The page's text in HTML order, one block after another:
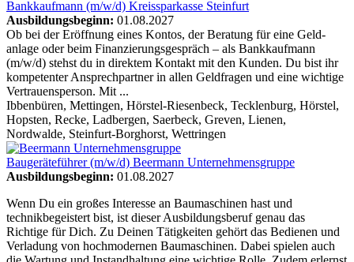
Bankkaufmann (m/w/d) Kreissparkasse Steinfurt
Ausbildungsbeginn: 01.08.2027
Ob bei der Eröffnung eines Kontos, der Beratung für eine Geld­
anlage oder beim Finanzierungs­gespräch – als Bankkaufmann
(m/w/d) stehst du in direktem Kontakt mit den Kunden. Du bist ihr
kompetenter Ansprech­partner in allen Geldfragen und eine wichtige
Vertrauens­person. Mit ...
Ibbenbüren, Mettingen, Hörstel-Riesenbeck, Tecklenburg, Hörstel,
Hopsten, Recke, Ladbergen, Saerbeck, Greven, Lienen,
Nordwalde, Steinfurt-Borghorst, Wettringen
Baugeräteführer (m/w/d) Beermann Unternehmensgruppe
Ausbildungsbeginn: 01.08.2027
Wenn Du ein großes Interesse an Baumaschinen hast und
technikbegeistert bist, ist dieser Ausbildungsberuf genau das
Richtige für Dich. Zu Deinen Tätigkeiten gehört das Bedienen und
Verladung von hochmodernen Baumaschinen. Dabei spielen auch